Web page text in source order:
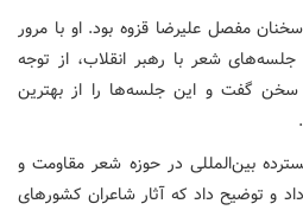
مفصل علیرضا قزوه بود. او با مرور
شعر با رهبر انقلاب، از توجه
سخن گفت و این جلسه‌ها را از بهترین
بین‌المللی در حوزه شعر مقاومت و
و توضیح داد که آثار شاعران کشورهای